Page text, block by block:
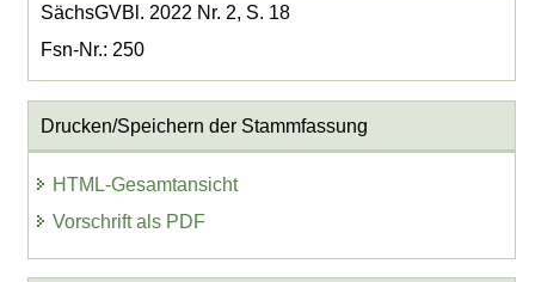
SächsGVBl. 2022 Nr. 2, S. 18
Fsn-Nr.: 250
Drucken/Speichern der Stammfassung
HTML-Gesamtansicht
Vorschrift als PDF